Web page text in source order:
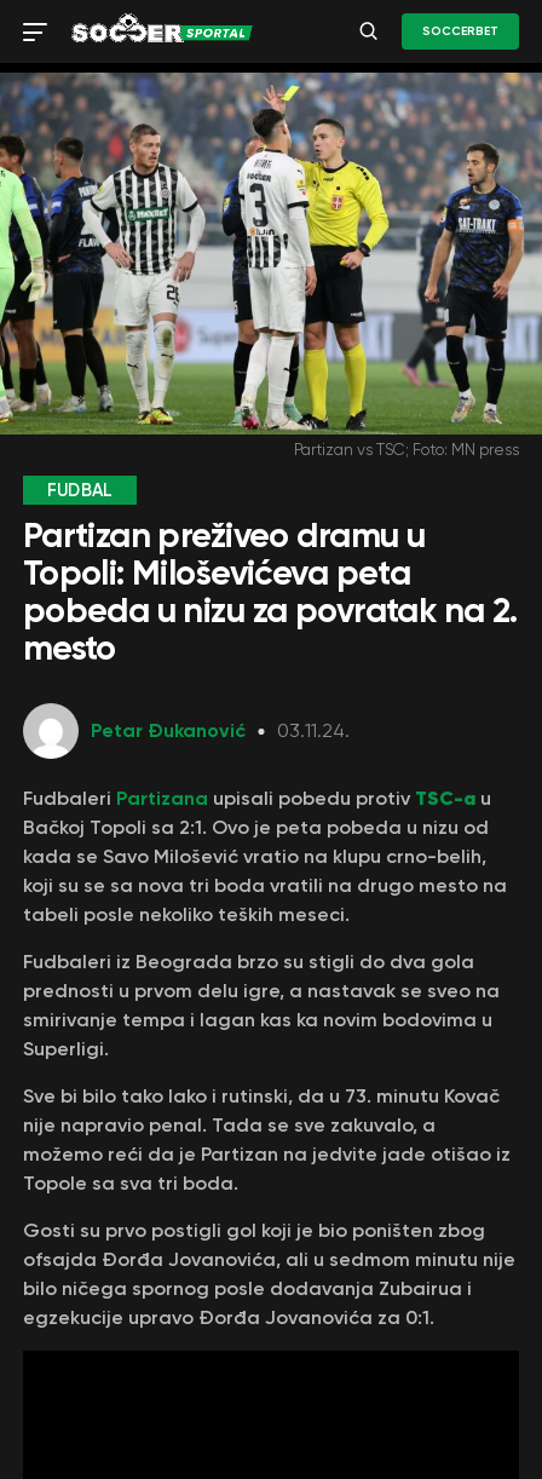
SOCCERBET
Partizan vs TSC; Foto: MN press
FUDBAL
Partizan preživeo dramu u
Topoli: Miloševićeva peta
pobeda u nizu za povratak na 2.
mesto
Petar Đukanović 03.11.24.
Fudbaleri Partizana upisali pobedu protiv TSC-au
Bačkoj Topoli sa 2:1. Ovo je peta pobeda u nizu od
kada se Savo Milošević vratio na klupu crno-belih,
koji su se sa nova tri boda vratili na drugo mesto na
tabeli posle nekoliko teških meseci.
Fudbaleri iz Beograda brzo su stigli do dva gola
prednosti u prvom delu igre, a nastavak se sveo na
smirivanje tempa i lagan kas ka novim bodovima u
Superligi.
Sve bi bilo tako lako i rutinski, da u 73. minutu Kovač
nije napravio penal. Tada se sve zakuvalo, a
možemo reći da je Partizan na jedvite jade otišao iz
Topole sa sva tri boda.
Gosti su prvo postigli gol koji je bio poništen zbog
ofsajda Đorđa Jovanovića, ali u sedmom minutu nije
bilo ničega spornog posle dodavanja Zubairua i
egzekucije upravo Đorđa Jovanovića za 0:1.